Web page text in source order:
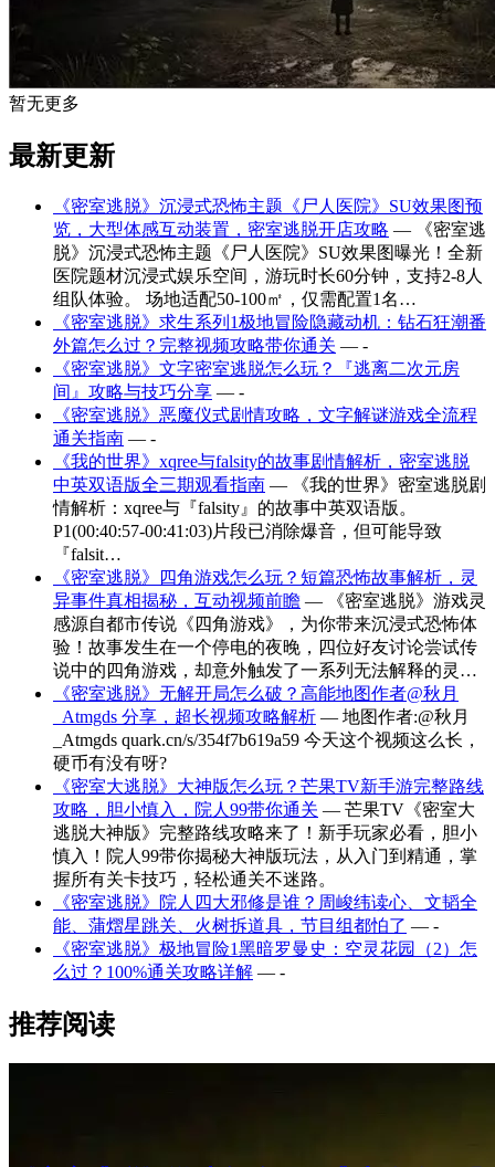
暂无更多
最新更新
《密室逃脱》沉浸式恐怖主题《尸人医院》SU效果图预
览，大型体感互动装置，密室逃脱开店攻略 — 《密室逃
脱》沉浸式恐怖主题《尸人医院》SU效果图曝光！全新
医院题材沉浸式娱乐空间，游玩时长60分钟，支持2-8人
组队体验。 场地适配50-100㎡，仅需配置1名…
《密室逃脱》求生系列1极地冒险隐藏动机：钻石狂潮番
外篇怎么过？完整视频攻略带你通关 — -
《密室逃脱》文字密室逃脱怎么玩？『逃离二次元房
间』攻略与技巧分享 — -
《密室逃脱》恶魔仪式剧情攻略，文字解谜游戏全流程
通关指南 — -
《我的世界》xqree与falsity的故事剧情解析，密室逃脱
中英双语版全三期观看指南 — 《我的世界》密室逃脱剧
情解析：xqree与『falsity』的故事中英双语版。
P1(00:40:57-00:41:03)片段已消除爆音，但可能导致
『falsit…
《密室逃脱》四角游戏怎么玩？短篇恐怖故事解析，灵
异事件真相揭秘，互动视频前瞻 — 《密室逃脱》游戏灵
感源自都市传说《四角游戏》，为你带来沉浸式恐怖体
验！故事发生在一个停电的夜晚，四位好友讨论尝试传
说中的四角游戏，却意外触发了一系列无法解释的灵…
《密室逃脱》无解开局怎么破？高能地图作者@秋月
_Atmgds 分享，超长视频攻略解析 — 地图作者:@秋月
_Atmgds quark.cn/s/354f7b619a59 今天这个视频这么长，
硬币有没有呀?
《密室大逃脱》大神版怎么玩？芒果TV新手游完整路线
攻略，胆小慎入，院人99带你通关 — 芒果TV《密室大
逃脱大神版》完整路线攻略来了！新手玩家必看，胆小
慎入！院人99带你揭秘大神版玩法，从入门到精通，掌
握所有关卡技巧，轻松通关不迷路。
《密室逃脱》院人四大邪修是谁？周峻纬读心、文韬全
能、蒲熠星跳关、火树拆道具，节目组都怕了 — -
《密室逃脱》极地冒险1黑暗罗曼史：空灵花园（2）怎
么过？100%通关攻略详解 — -
推荐阅读